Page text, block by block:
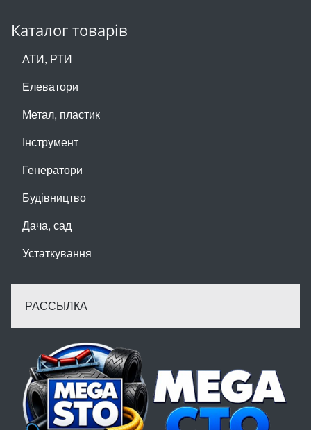
Каталог товарів
АТИ, РТИ
Елеватори
Метал, пластик
Інструмент
Генератори
Будівництво
Дача, сад
Устаткування
РАССЫЛКА